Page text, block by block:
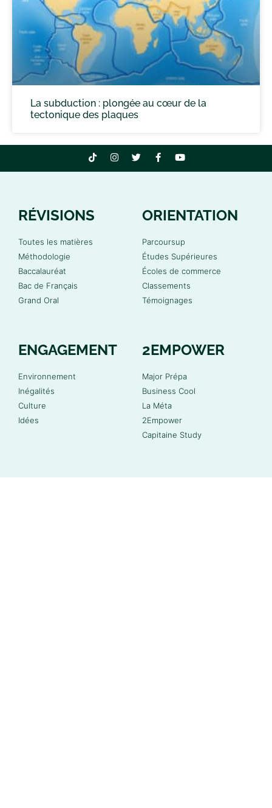
La subduction : plongée au cœur de la
tectonique des plaques
RÉVISIONS
Toutes les matières
Méthodologie
Baccalauréat
Bac de Français
Grand Oral
ORIENTATION
Parcoursup
Études Supérieures
Écoles de commerce
Classements
Témoignages
ENGAGEMENT
Environnement
Inégalités
Culture
Idées
2EMPOWER
Major Prépa
Business Cool
La Méta
2Empower
Capitaine Study